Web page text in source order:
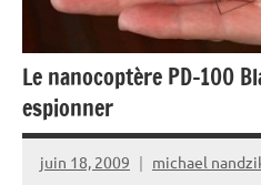
Le nanocoptère PD-100
espionner
juin 18, 2009 michael